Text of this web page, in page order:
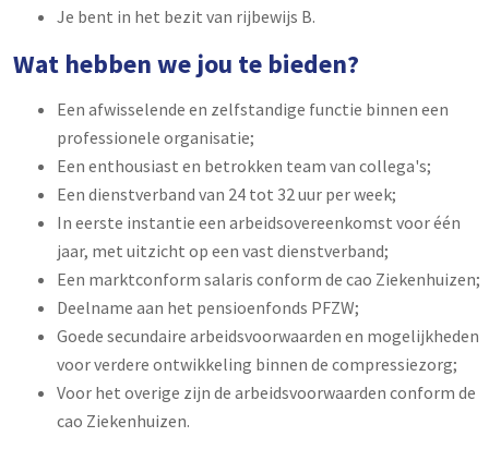
Je bent in het bezit van rijbewijs B.
Wat hebben we jou te bieden?
Een afwisselende en zelfstandige functie binnen een
professionele organisatie;
Een enthousiast en betrokken team van collega's;
Een dienstverband van 24 tot 32 uur per week;
In eerste instantie een arbeidsovereenkomst voor één
jaar, met uitzicht op een vast dienstverband;
Een marktconform salaris conform de cao Ziekenhuizen;
Deelname aan het pensioenfonds PFZW;
Goede secundaire arbeidsvoorwaarden en mogelijkheden
voor verdere ontwikkeling binnen de compressiezorg;
Voor het overige zijn de arbeidsvoorwaarden conform de
cao Ziekenhuizen.